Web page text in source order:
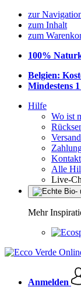
zur
zum Inhalt
zum
100%
Belgien:
Mindestens
Hilfe
Wo ist
Kontakt
Alle
Live-
Mehr
Anmelden